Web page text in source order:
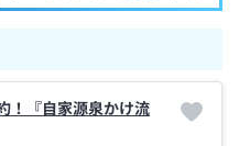
！『自家源泉かけ流